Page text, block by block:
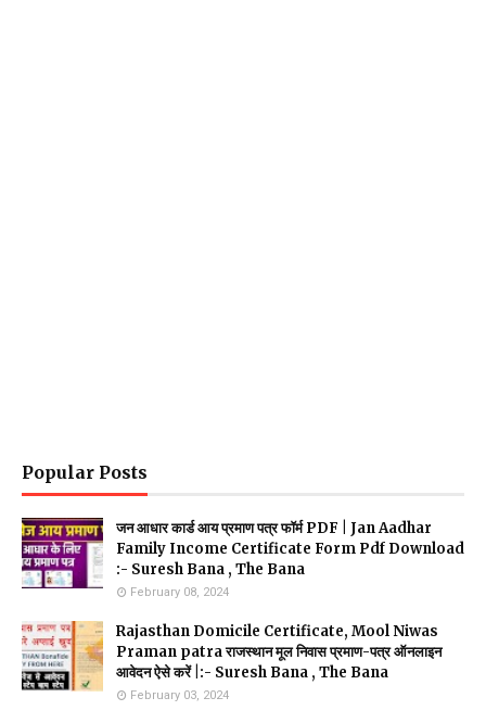
Popular Posts
जन आधार कार्ड आय प्रमाण पत्र फॉर्म PDF | Jan Aadhar
Family Income Certificate Form Pdf Download
:- Suresh Bana , The Bana
February 08, 2024
Rajasthan Domicile Certificate, Mool Niwas
Praman patra राजस्थान मूल निवास प्रमाण-पत्र ऑनलाइन
आवेदन ऐसे करें |:- Suresh Bana , The Bana
February 03, 2024